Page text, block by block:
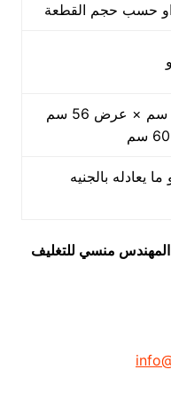
او حسب حجم القطعة
طول 60 سم × عرض 56 سم
ما يعادله بالجنيه
المهندس منسي للتغليف